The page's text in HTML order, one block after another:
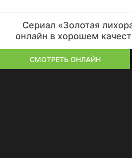
Сериал «Золотая
онлайн в хорошем
СМОТРЕТЬ ОНЛАЙН